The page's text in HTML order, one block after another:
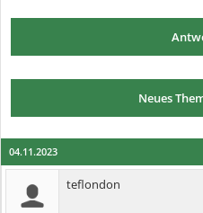
Neues
04.11.2023
teflondon